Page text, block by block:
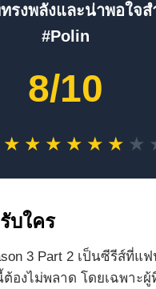
รงพลังและน่าพอใจส
#Polin
8/10
★ ★ ★ ★ ★ ★ ★
บใคร
3 Part 2 เป็นซีรีส์ที่แ
องไม่พลาด โดยเฉพาะ